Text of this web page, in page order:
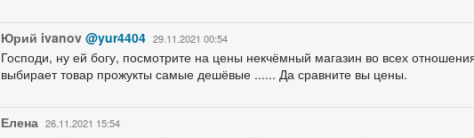
Юрий ivanov @yur4404 29.11.2021 00:54
Господи, ну ей богу, посмотрите на цены некчёмный магазин во всех
выбирает товар прожукты самые дешёвые ...... Да сравните вы цены.
Елена 26.11.2021 15:54